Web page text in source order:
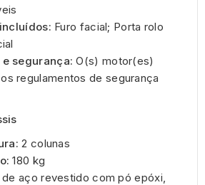
Furo facial; Porta rolo
segurança: O(s) motor(es)
regulamentos de segurança
2 colunas
180 kg
de aço revestido com pó epóxi,